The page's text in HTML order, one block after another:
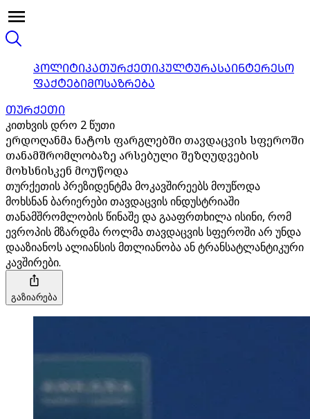
ᲞᲝᲚᲘᲢᲘᲙᲐᲗᲣᲠᲥᲔᲗᲘᲙᲣᲚᲢᲣᲠᲐᲡᲐᲘᲜᲢᲔᲠᲔᲡᲝ
ᲤᲐᲥᲢᲔᲑᲘᲛᲝᲡᲐᲖᲠᲔᲑᲐ
ᲗᲣᲠᲥᲔᲗᲘ
კითხვის დრო 2 წუთი
ერდოღანმა ნატოს ფარგლებში თავდაცვის სფეროში
თანამშრომლობაზე არსებული შეზღუდვების
მოხსნისკენ მოუწოდა
თურქეთის პრეზიდენტმა მოკავშირეებს მოუწოდა
მოხსნან ბარიერები თავდაცვის ინდუსტრიაში
თანამშრომლობის წინაშე და გააფრთხილა ისინი, რომ
ევროპის მზარდმა როლმა თავდაცვის სფეროში არ უნდა
დააზიანოს ალიანსის მთლიანობა ან ტრანსატლანტიკური
კავშირები.
გაზიარება